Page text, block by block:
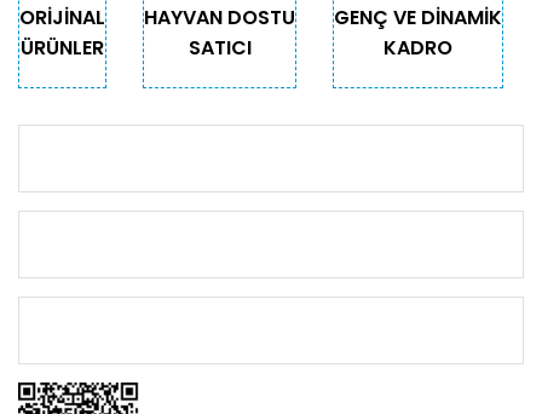
ORİJİNAL
ÜRÜNLER
HAYVAN DOSTU
SATICI
GENÇ VE DİNAMİK
KADRO